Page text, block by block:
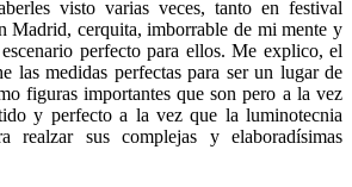
visto varias veces, tanto en festival
Madrid, cerquita, imborrable de mi mente y
perfecto para ellos. Me explico, el
las medidas perfectas para ser un lugar de
figuras importantes que son pero a la vez
y perfecto a la vez que la luminotecnia
realzar sus complejas y elaboradísimas